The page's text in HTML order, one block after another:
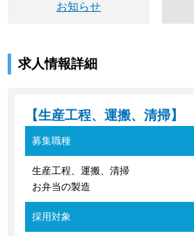
お知らせ
求人情報詳細
【生産工程、運搬、清掃】
募集職種
生産工程、運搬、清掃
お弁当の製造
採用対象